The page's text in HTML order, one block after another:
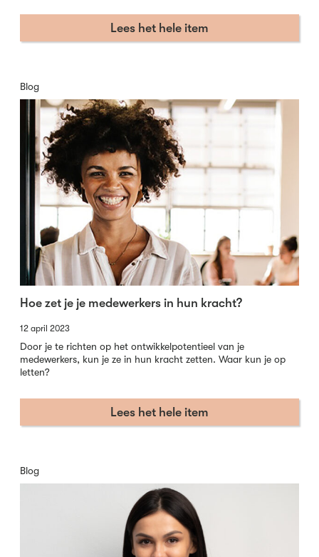
Lees het hele item
Blog
Hoe zet je je medewerkers in hun kracht?
12 april 2023
Door je te richten op het ontwikkelpotentieel van je
medewerkers, kun je ze in hun kracht zetten. Waar kun je op
letten?
Lees het hele item
Blog